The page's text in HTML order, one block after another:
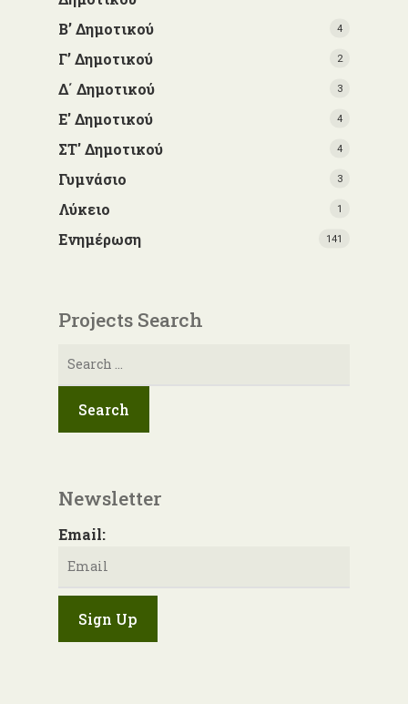
Β’ Δημοτικού 4
Γ’ Δημοτικού 2
Δ΄ Δημοτικού 3
Ε' Δημοτικού 4
ΣΤ' Δημοτικού 4
Γυμνάσιο 3
Λύκειο 1
Ενημέρωση 141
Projects Search
Αναζήτηση
Newsletter
Email: